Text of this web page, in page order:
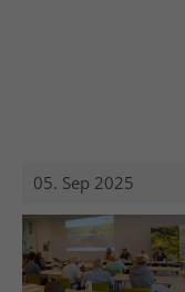
05. Sep 2025